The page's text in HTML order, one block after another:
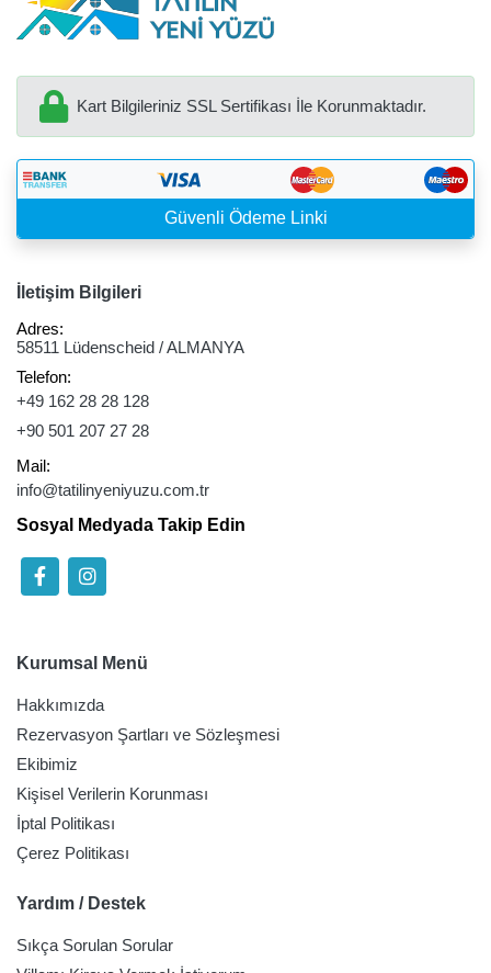
Kart Bilgileriniz SSL Sertifikası İle Korunmaktadır.
Güvenli Ödeme Linki
İletişim Bilgileri
Adres:
58511 Lüdenscheid / ALMANYA
Telefon:
+49 162 28 28 128
+90 501 207 27 28
Mail:
info@tatilinyeniyuzu.com.tr
Sosyal Medyada Takip Edin
Kurumsal Menü
Hakkımızda
Rezervasyon Şartları ve Sözleşmesi
Ekibimiz
Kişisel Verilerin Korunması
İptal Politikası
Çerez Politikası
Yardım / Destek
Sıkça Sorulan Sorular